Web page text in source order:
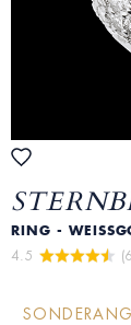
RING -
4.5